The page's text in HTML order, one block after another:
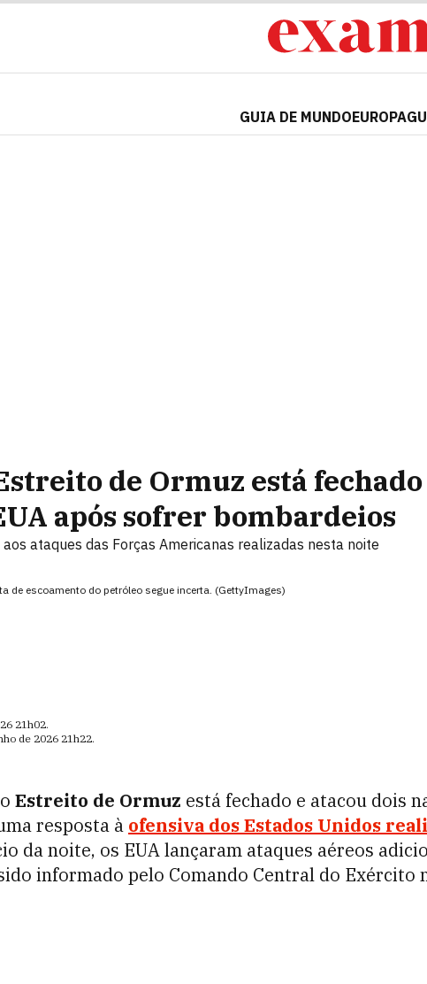
GUIA DE MUNDOEUROPA
de Ormuz está fechado
após sofrer bombardeios
ataques das Forças Americanas realizadas nesta noite
de escoamento do petróleo segue incerta. (GettyImages)
21h02.
de 2026 21h22.
Estreito de Ormuz está fechado e atacou dois
resposta à ofensiva dos Estados Unidos
da noite, os EUA lançaram ataques aéreos
informado pelo Comando Central do Exército